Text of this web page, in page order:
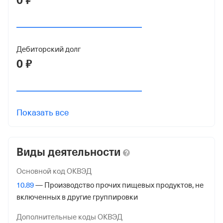
7735158195
ОГРН
5167746397792
773501001
Дата регистрации
1 декабря 2016
Налоговая
Межрайонная Инспекция Федеральной Налоговой
Службы № 46 по гор. Москве
Дебиторский долг
0 ₽
Показать все
Виды деятельности
Основной код ОКВЭД
10.89— Производство прочих пищевых продуктов, не
включенных в другие группировки
Дополнительные коды ОКВЭД